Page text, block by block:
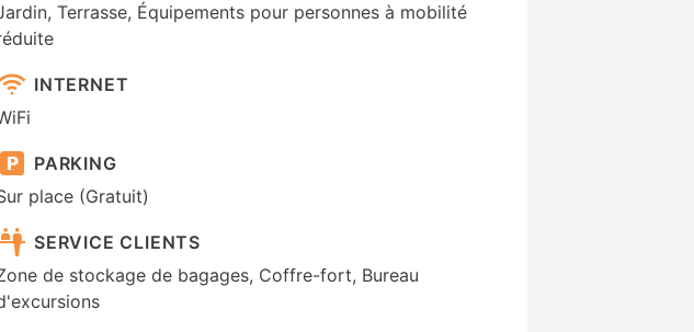
Terrasse, Équipements pour personnes à mobilité
INTERNET
PARKING
place (Gratuit)
SERVICE CLIENTS
de stockage de bagages, Coffre-fort, Bureau